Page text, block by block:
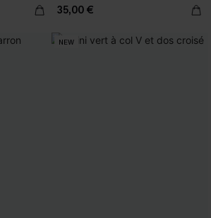
35,00 €
NEW